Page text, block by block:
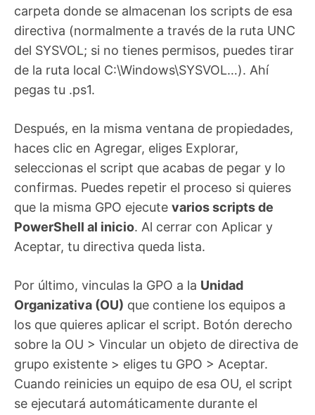
carpeta donde se almacenan los scripts de esa
directiva (normalmente a través de la ruta UNC
del SYSVOL; si no tienes permisos, puedes tirar
de la ruta local C:\Windows\SYSVOL…). Ahí
pegas tu .ps1.
Después, en la misma ventana de propiedades,
haces clic en Agregar, eliges Explorar,
seleccionas el script que acabas de pegar y lo
confirmas. Puedes repetir el proceso si quieres
que la misma GPO ejecute varios scripts de
PowerShell al inicio. Al cerrar con Aplicar y
Aceptar, tu directiva queda lista.
Por último, vinculas la GPO a la Unidad
Organizativa (OU) que contiene los equipos a
los que quieres aplicar el script. Botón derecho
sobre la OU > Vincular un objeto de directiva de
grupo existente > eliges tu GPO > Aceptar.
Cuando reinicies un equipo de esa OU, el script
se ejecutará automáticamente durante el